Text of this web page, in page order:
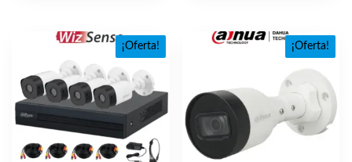
¡Oferta! ¡Oferta!